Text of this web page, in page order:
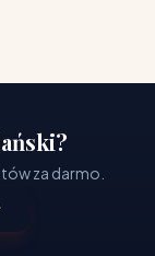
za darmo.